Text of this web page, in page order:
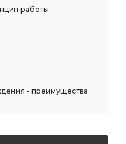
работы
- преимущества